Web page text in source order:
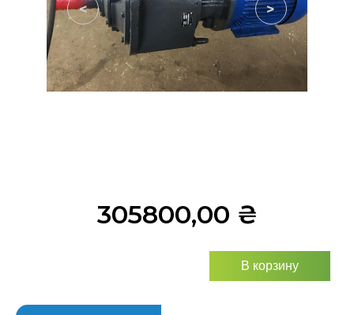
< >
305800,00 ₴
В корзину